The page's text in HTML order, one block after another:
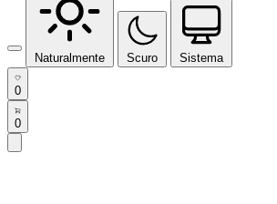
Naturalmente Scuro Sistema
0
0